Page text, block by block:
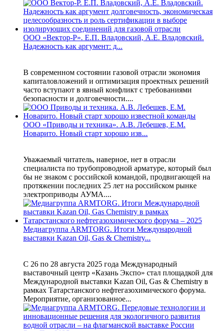
ООО «Вектор-Р». Е.П. Владовский, А.Е. Владовский.
Надежность как аргумент: д...
В современном состоянии газовой отрасли экономия
капиталовложений и оптимизация проектных решений
часто вступают в явный конфликт с требованиями
безопасности и долговечности....
ООО «Приводы и техника». А.В. Лебешев, Е.М.
Новарито. Новый старт хорошо изв...
Уважаемый читатель, наверное, нет в отрасли
специалиста по трубопроводной арматуре, который был
бы не знаком с российской командой, продвигающей на
протяжении последних 25 лет на российском рынке
электроприводы АУМА....
Медиагруппа ARMTORG. Итоги Международной
выставки Kazan Oil, Gas & Chemistry...
С 26 по 28 августа 2025 года Международный
выставочный центр «Казань Экспо» стал площадкой для
Международной выставки Kazan Oil, Gas & Chemistry в
рамках Татарстанского нефтегазохимического форума.
Мероприятие, организованное...